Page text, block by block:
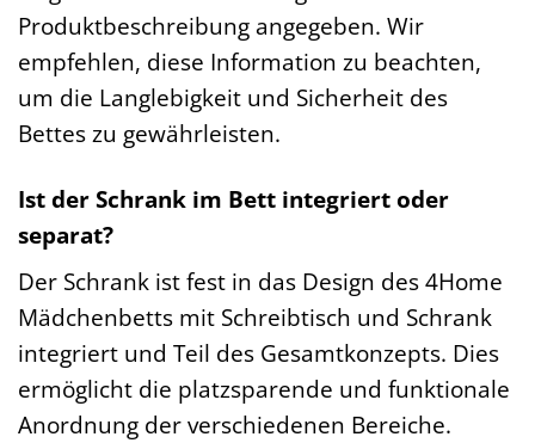
Produktbeschreibung angegeben. Wir
empfehlen, diese Information zu beachten,
um die Langlebigkeit und Sicherheit des
Bettes zu gewährleisten.
Ist der Schrank im Bett integriert oder
separat?
Der Schrank ist fest in das Design des 4Home
Mädchenbetts mit Schreibtisch und Schrank
integriert und Teil des Gesamtkonzepts. Dies
ermöglicht die platzsparende und funktionale
Anordnung der verschiedenen Bereiche.